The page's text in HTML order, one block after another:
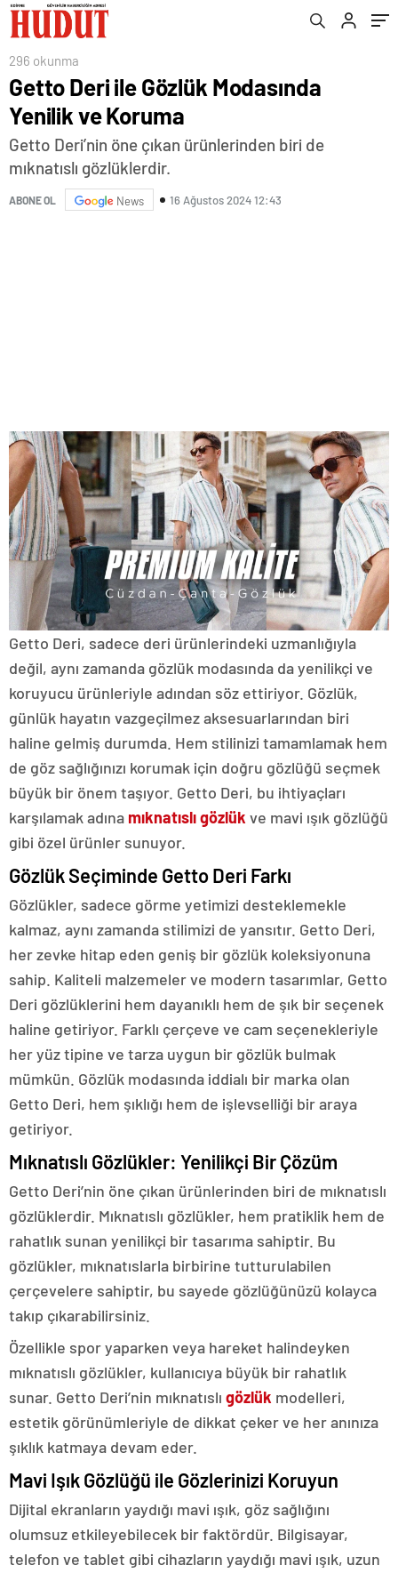
296 okunma
Getto Deri ile Gözlük Modasında
Yenilik ve Koruma
Getto Deri’nin öne çıkan ürünlerinden biri de
mıknatıslı gözlüklerdir.
ABONE OL News 16 Ağustos 2024 12:43
Getto Deri, sadece deri ürünlerindeki uzmanlığıyla
değil, aynı zamanda gözlük modasında da yenilikçi ve
koruyucu ürünleriyle adından söz ettiriyor. Gözlük,
günlük hayatın vazgeçilmez aksesuarlarından biri
haline gelmiş durumda. Hem stilinizi tamamlamak hem
de göz sağlığınızı korumak için doğru gözlüğü seçmek
büyük bir önem taşıyor. Getto Deri, bu ihtiyaçları
karşılamak adına mıknatıslı gözlük ve mavi ışık gözlüğü
gibi özel ürünler sunuyor.
Gözlük Seçiminde Getto Deri Farkı
Gözlükler, sadece görme yetimizi desteklemekle
kalmaz, aynı zamanda stilimizi de yansıtır. Getto Deri,
her zevke hitap eden geniş bir gözlük koleksiyonuna
sahip. Kaliteli malzemeler ve modern tasarımlar, Getto
Deri gözlüklerini hem dayanıklı hem de şık bir seçenek
haline getiriyor. Farklı çerçeve ve cam seçenekleriyle
her yüz tipine ve tarza uygun bir gözlük bulmak
mümkün. Gözlük modasında iddialı bir marka olan
Getto Deri, hem şıklığı hem de işlevselliği bir araya
getiriyor.
Mıknatıslı Gözlükler: Yenilikçi Bir Çözüm
Getto Deri’nin öne çıkan ürünlerinden biri de mıknatıslı
gözlüklerdir. Mıknatıslı gözlükler, hem pratiklik hem de
rahatlık sunan yenilikçi bir tasarıma sahiptir. Bu
gözlükler, mıknatıslarla birbirine tutturulabilen
çerçevelere sahiptir, bu sayede gözlüğünüzü kolayca
takıp çıkarabilirsiniz.
Özellikle spor yaparken veya hareket halindeyken
mıknatıslı gözlükler, kullanıcıya büyük bir rahatlık
sunar. Getto Deri’nin mıknatıslı gözlük modelleri,
estetik görünümleriyle de dikkat çeker ve her anınıza
şıklık katmaya devam eder.
Mavi Işık Gözlüğü ile Gözlerinizi Koruyun
Dijital ekranların yaydığı mavi ışık, göz sağlığını
olumsuz etkileyebilecek bir faktördür. Bilgisayar,
telefon ve tablet gibi cihazların yaydığı mavi ışık, uzun